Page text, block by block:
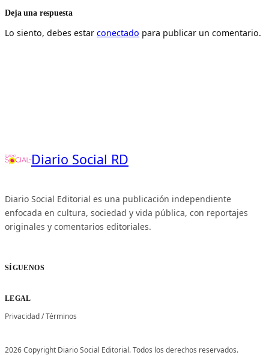
Deja una respuesta
Lo siento, debes estar conectado para publicar un comentario.
Diario Social RD
Diario Social Editorial es una publicación independiente
enfocada en cultura, sociedad y vida pública, con reportajes
originales y comentarios editoriales.
SÍGUENOS
LEGAL
Privacidad/Términos
2026 Copyright Diario Social Editorial. Todos los derechos reservados.